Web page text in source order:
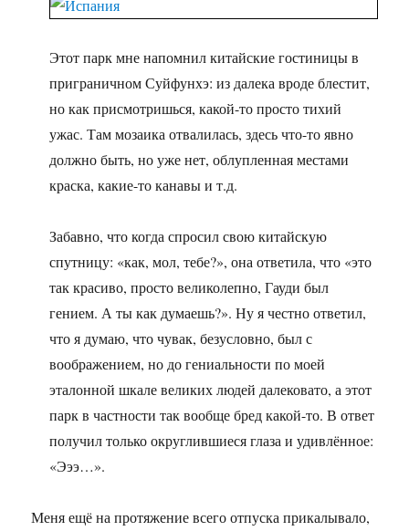
Этот парк мне напомнил китайские гостиницы в
приграничном Суйфунхэ: из далека вроде блестит,
но как присмотришься, какой-то просто тихий
ужас. Там мозаика отвалилась, здесь что-то явно
должно быть, но уже нет, облупленная местами
краска, какие-то канавы и т.д.
Забавно, что когда спросил свою китайскую
спутницу: «как, мол, тебе?», она ответила, что «это
так красиво, просто великолепно, Гауди был
гением. А ты как думаешь?». Ну я честно ответил,
что я думаю, что чувак, безусловно, был с
воображением, но до гениальности по моей
эталонной шкале великих людей далековато, а этот
парк в частности так вообще бред какой-то. В ответ
получил только округлившиеся глаза и удивлённое:
«Эээ…».
Меня ещё на протяжение всего отпуска прикалывало,